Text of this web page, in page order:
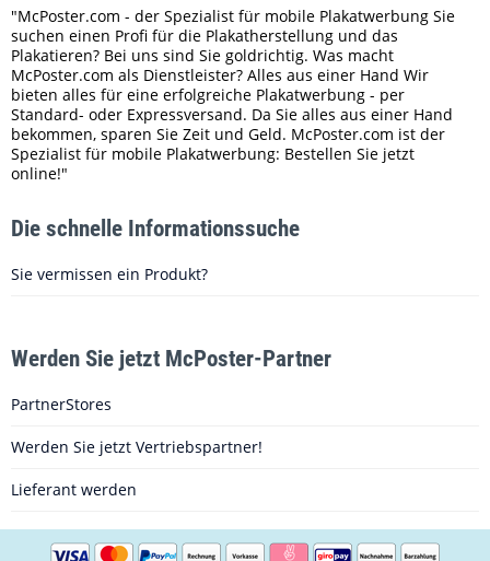
"McPoster.com - der Spezialist für mobile Plakatwerbung Sie
suchen einen Profi für die Plakatherstellung und das
Plakatieren? Bei uns sind Sie goldrichtig. Was macht
McPoster.com als Dienstleister? Alles aus einer Hand Wir
bieten alles für eine erfolgreiche Plakatwerbung - per
Standard- oder Expressversand. Da Sie alles aus einer Hand
bekommen, sparen Sie Zeit und Geld. McPoster.com ist der
Spezialist für mobile Plakatwerbung: Bestellen Sie jetzt
online!"
Die schnelle Informationssuche
Sie vermissen ein Produkt?
Werden Sie jetzt McPoster-Partner
PartnerStores
Werden Sie jetzt Vertriebspartner!
Lieferant werden